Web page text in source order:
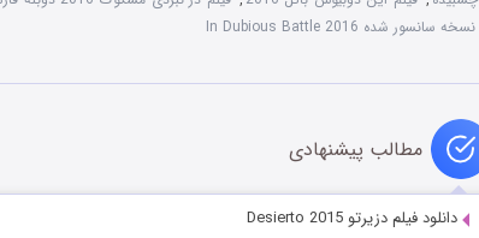
نسخه سانسور شده In Dubious Battle 2016
مطالب پیشنهادی
دانلود فیلم دزیرتو Desierto 2015